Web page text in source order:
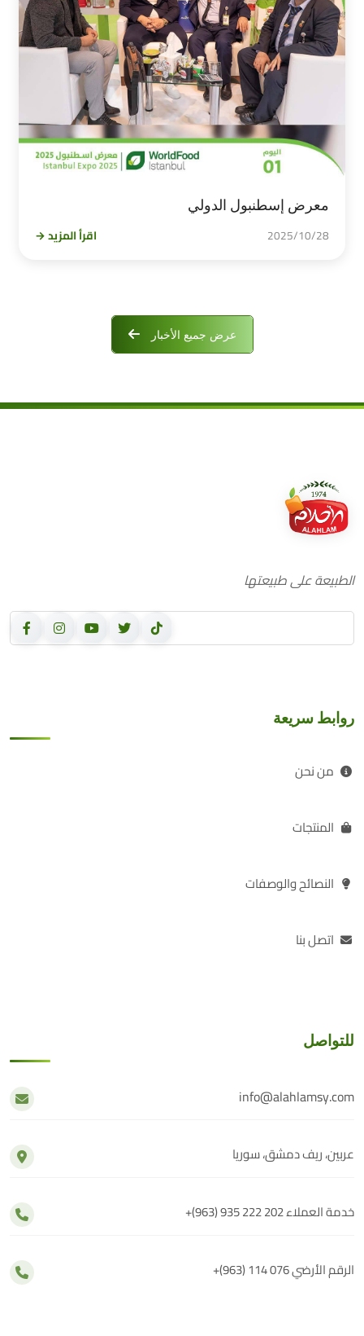
معرض إسطنبول الدولي
2025/10/28 اقرأ المزيد →
عرض جميع الأخبار
الطبيعة على طبيعتها
روابط سريعة
من نحن
المنتجات
النصائح والوصفات
اتصل بنا
للتواصل
info@alahlamsy.com
عربين، ريف دمشق، سوريا
+(963) 935 222 202خدمة العملاء
+(963) 114 076الرقم الأرضي